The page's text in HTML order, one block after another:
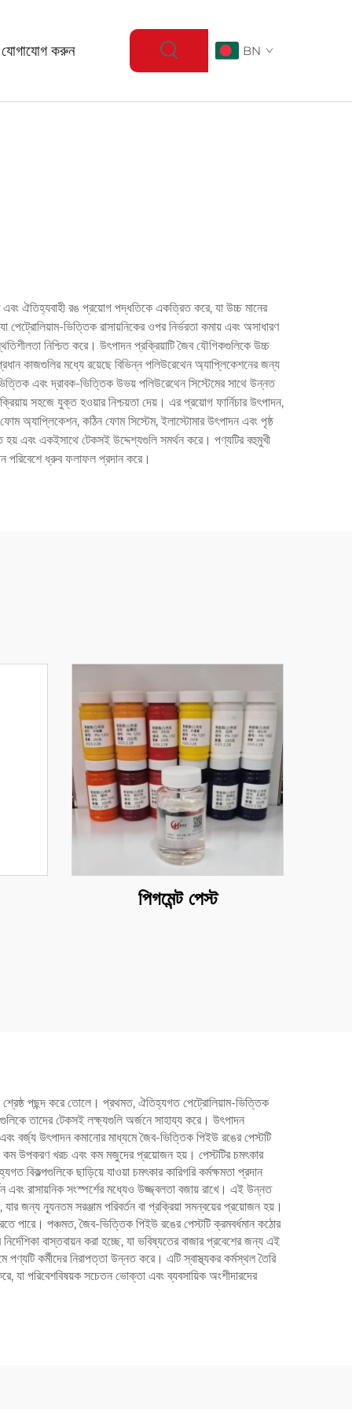
করুন BN
ঐতিহ্যবাহী রঙ প্রয়োগ পদ্ধতিকে একত্রিত করে, যা উচ্চ মানের
ভিত্তিক রাসায়নিকের ওপর নির্ভরতা কমায় এবং অসাধারণ
নিশ্চিত করে। উৎপাদন প্রক্রিয়াটি জৈব যৌগিকগুলিকে উচ্চ
কাজগুলির মধ্যে রয়েছে বিভিন্ন পলিউরেথেন অ্যাপ্লিকেশনের জন্য
এবং দ্রাবক-ভিত্তিক উভয় পলিউরেথেন সিস্টেমের সাথে উন্নত
সহজে যুক্ত হওয়ার নিশ্চয়তা দেয়। এর প্রয়োগ ফার্নিচার উৎপাদন,
অ্যাপ্লিকেশন, কঠিন ফোম সিস্টেম, ইলাস্টোমার উৎপাদন এবং পৃষ্ঠ
এবং একইসাথে টেকসই উদ্দেশ্যগুলি সমর্থন করে। পণ্যটির বহুমুখী
পরিবেশে ধ্রুব ফলাফল প্রদান করে।
পিগমেন্ট পেস্ট
শ্রেষ্ঠ পছন্দ করে তোলে। প্রথমত, ঐতিহ্যগত পেট্রোলিয়াম-ভিত্তিক
তাদের টেকসই লক্ষ্যগুলি অর্জনে সাহায্য করে। উৎপাদন
বর্জ্য উৎপাদন কমানোর মাধ্যমে জৈব-ভিত্তিক পিইউ রঙের পেস্টটি
কম উপকরণ খরচ এবং কম মজুদের প্রয়োজন হয়। পেস্টটির চমৎকার
ছাড়িয়ে যাওয়া চমৎকার কারিগরি কর্মক্ষমতা প্রদান
এবং রাসায়নিক সংস্পর্শের মধ্যেও উজ্জ্বলতা বজায় রাখে। এই উন্নত
জন্য ন্যূনতম সরঞ্জাম পরিবর্তন বা প্রক্রিয়া সমন্বয়ের প্রয়োজন হয়।
পারে। পঞ্চমত, জৈব-ভিত্তিক পিইউ রঙের পেস্টটি ক্রমবর্ধমান কঠোর
বাস্তবায়ন করা হচ্ছে, যা ভবিষ্যতের বাজার প্রবেশের জন্য এই
কর্মীদের নিরাপত্তা উন্নত করে। এটি স্বাস্থ্যকর কর্মস্থল তৈরি
যা পরিবেশবিষয়ক সচেতন ভোক্তা এবং ব্যবসায়িক অংশীদারদের